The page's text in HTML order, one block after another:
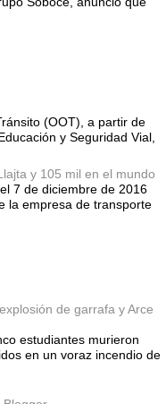
(OOT), a partir de
y Seguridad Vial,
y 105 mil en el mundo
7 de diciembre de 2016
la empresa de transporte
de garrafa y Arce
estudiantes murieron
en un voraz incendio de